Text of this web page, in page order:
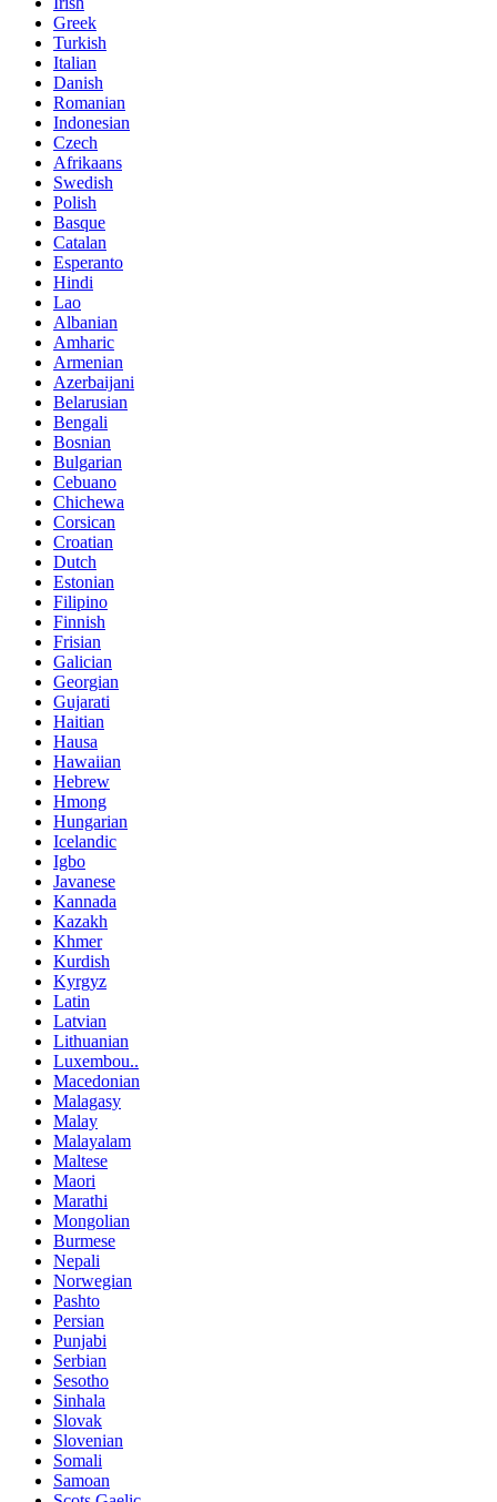
Greek
Turkish
Italian
Danish
Romanian
Indonesian
Czech
Afrikaans
Swedish
Polish
Basque
Catalan
Esperanto
Hindi
Lao
Albanian
Amharic
Armenian
Azerbaijani
Belarusian
Bengali
Bosnian
Bulgarian
Cebuano
Chichewa
Corsican
Croatian
Dutch
Estonian
Filipino
Finnish
Frisian
Galician
Georgian
Gujarati
Haitian
Hausa
Hawaiian
Hebrew
Hmong
Hungarian
Icelandic
Igbo
Javanese
Kannada
Kazakh
Khmer
Kurdish
Kyrgyz
Latin
Latvian
Lithuanian
Luxembou..
Macedonian
Malagasy
Malay
Malayalam
Maltese
Maori
Marathi
Mongolian
Burmese
Nepali
Norwegian
Pashto
Persian
Punjabi
Serbian
Sesotho
Sinhala
Slovak
Slovenian
Somali
Samoan